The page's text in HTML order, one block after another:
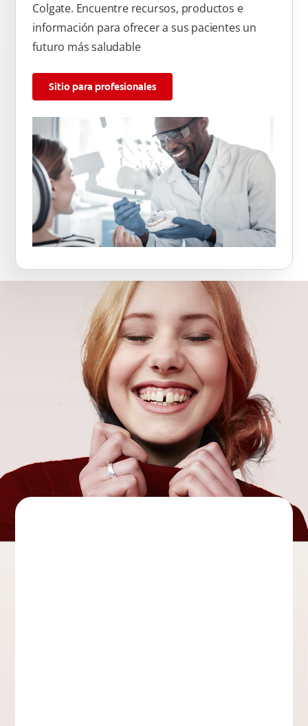
Colgate. Encuentre recursos, productos e
información para ofrecer a sus pacientes un
futuro más saludable
Sitio para profesionales